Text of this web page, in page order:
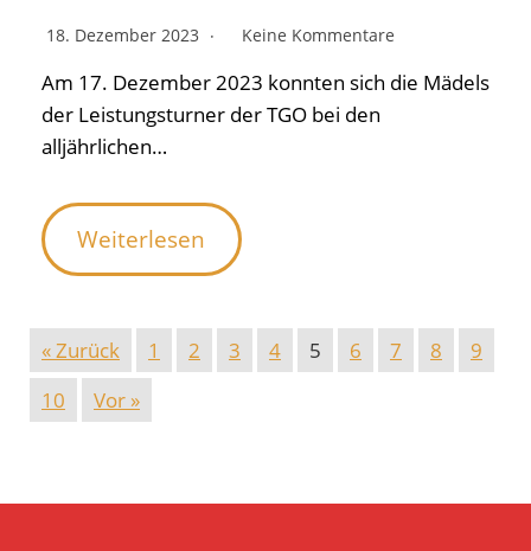
18. Dezember 2023 Keine Kommentare
Am 17. Dezember 2023 konnten sich die Mädels
der Leistungsturner der TGO bei den
alljährlichen…
Weiterlesen
« Zurück 1 2 3 4 5 6 7 8
9
10
Vor »